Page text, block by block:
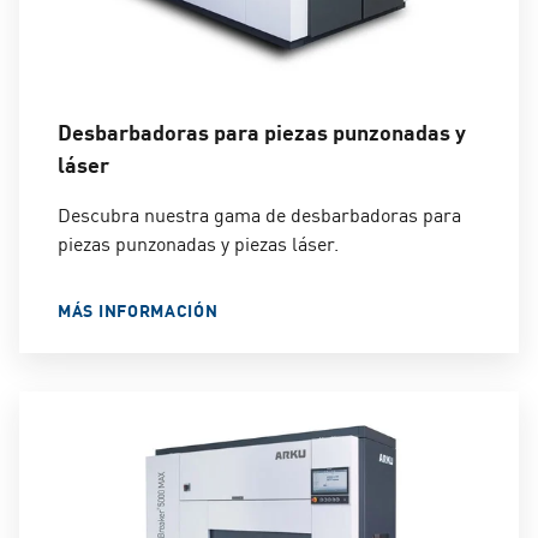
Desbarbadoras para piezas punzonadas y
láser
Descubra nuestra gama de desbarbadoras para
piezas punzonadas y piezas láser.
MÁS INFORMACIÓN